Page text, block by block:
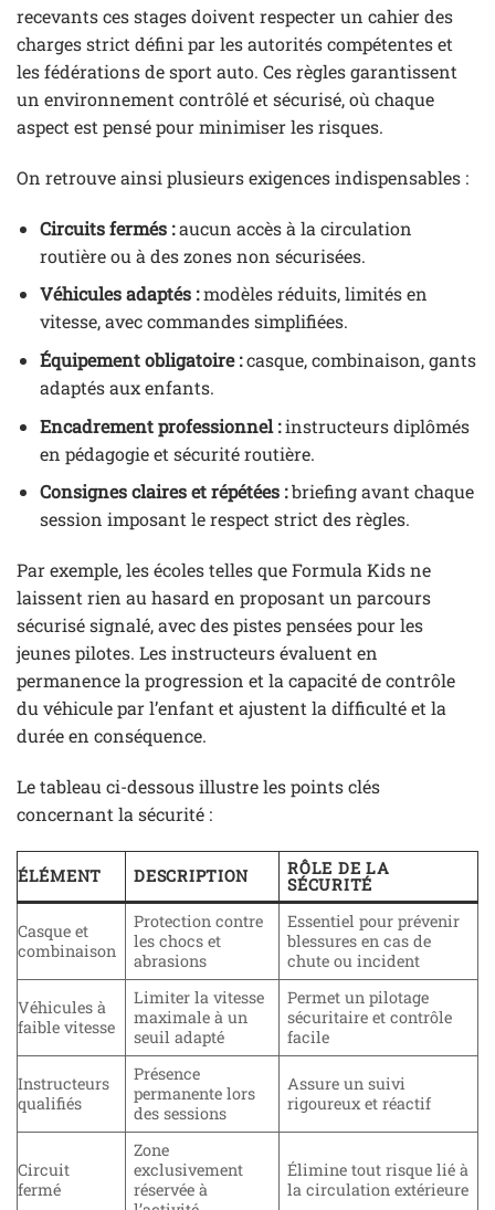
recevants ces stages doivent respecter un cahier des
charges strict défini par les autorités compétentes et
les fédérations de sport auto. Ces règles garantissent
un environnement contrôlé et sécurisé, où chaque
aspect est pensé pour minimiser les risques.
On retrouve ainsi plusieurs exigences indispensables :
Circuits fermés :aucun accès à la circulation
routière ou à des zones non sécurisées.
Véhicules adaptés :modèles réduits, limités en
vitesse, avec commandes simplifiées.
Équipement obligatoire :casque, combinaison, gants
adaptés aux enfants.
Encadrement professionnel :instructeurs diplômés
en pédagogie et sécurité routière.
Consignes claires et répétées :briefing avant chaque
session imposant le respect strict des règles.
Par exemple, les écoles telles que Formula Kids ne
laissent rien au hasard en proposant un parcours
sécurisé signalé, avec des pistes pensées pour les
jeunes pilotes. Les instructeurs évaluent en
permanence la progression et la capacité de contrôle
du véhicule par l’enfant et ajustent la difficulté et la
durée en conséquence.
Le tableau ci-dessous illustre les points clés
concernant la sécurité :
ÉLÉMENT DESCRIPTION RÔLE DE LA
SÉCURITÉ
Casque et
combinaison
Protection contre
les chocs et
abrasions
Essentiel pour prévenir
blessures en cas de
chute ou incident
Véhicules à
faible vitesse
Limiter la vitesse
maximale à un
seuil adapté
Permet un pilotage
sécuritaire et contrôle
facile
Instructeurs
qualifiés
Présence
permanente lors
des sessions
Assure un suivi
rigoureux et réactif
Circuit
fermé
Zone
exclusivement
réservée à
Élimine tout risque lié à
la circulation extérieure